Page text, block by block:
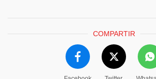
COMPARTIR